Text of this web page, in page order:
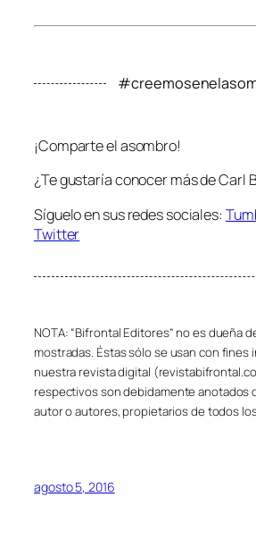
¡Comparte el asombro!
¿Te gustaría conocer más de Carl
Síguelo en sus redes sociales:
Twitter
NOTA: “Bifrontal Editores” no es dueña
mostradas. Éstas sólo se usan con fines
nuestra revista digital
respectivos son debidamente anotados
autor o autores, propietarios de todos
agosto 5, 2016